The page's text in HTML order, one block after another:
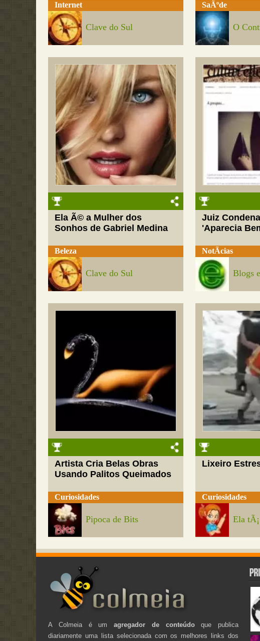
Internet
Clave do Sul
SaÃºde
O
Ela Ã© a Mulher dos
Sonhos de Gabriel Medina
Beleza
Clave do Sul
Juiz
'Aparecia
NotÃ­cias
Blogs
Artista Cria Belas Obras
Usando Palitos Queimados
Curiosidades
Pipoca de Bits
Lixeiro
Curiosidades
Ela
A Colmeia é umagregador de conteúdoque publica
diariamente uma lista selecionada com os melhores links dos